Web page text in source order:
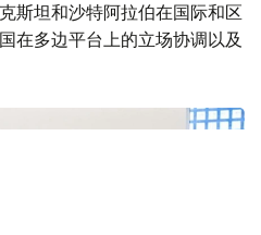
斯坦和沙特阿拉伯在国际和区
在多边平台上的立场协调以及